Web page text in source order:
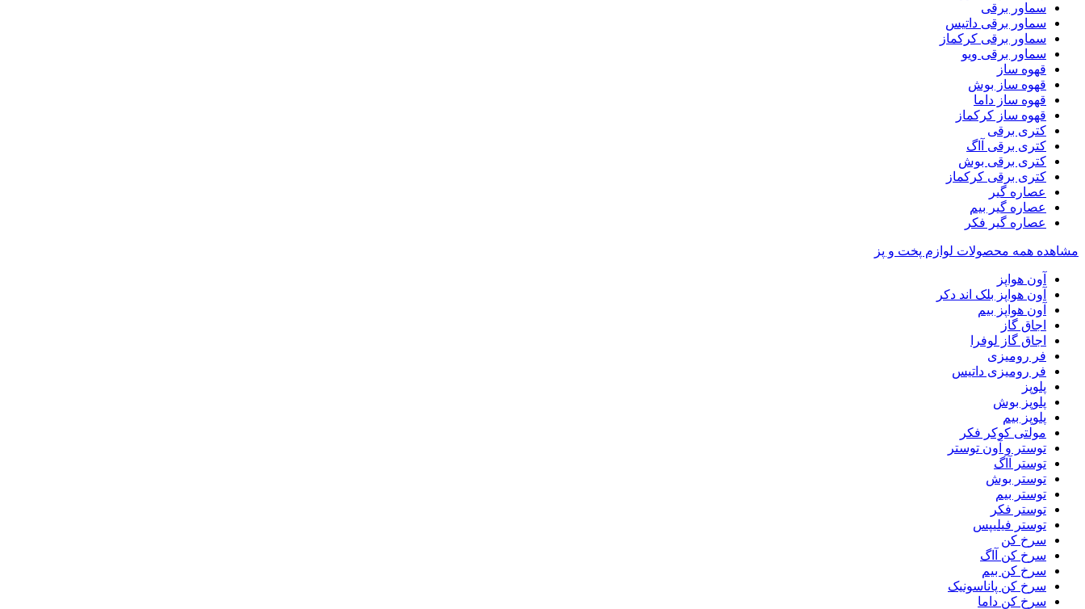
سماور برقی
سماور برقی داتیس
سماور برقی کرکماز
سماور برقی ویو
قهوه ساز
قهوه ساز بوش
قهوه ساز داما
قهوه ساز کرکماز
کتری برقی
کتری برقی آاگ
کتری برقی بوش
کتری برقی کرکماز
عصاره گیر
عصاره گیر بیم
عصاره گیر فکر
مشاهده همه محصولات لوازم پخت و پز
آون هواپز
آون هواپز بلک اند دکر
آون هواپز بیم
اجاق گاز
اجاق گاز لوفرا
فر رومیزی
فر رومیزی داتیس
پلوپز
پلوپز بوش
پلوپز بیم
مولتی کوکر فکر
توستر و آون توستر
توستر آاگ
توستر بوش
توستر بیم
توستر فکر
توستر فیلیپس
سرخ کن
سرخ کن آاگ
سرخ کن بیم
سرخ کن پاناسونیک
سرخ کن داما